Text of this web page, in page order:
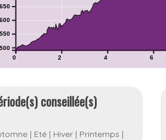
0 2 4 6
500
550
600
650
conseillée(s)
| Eté | Hiver | Printemps |